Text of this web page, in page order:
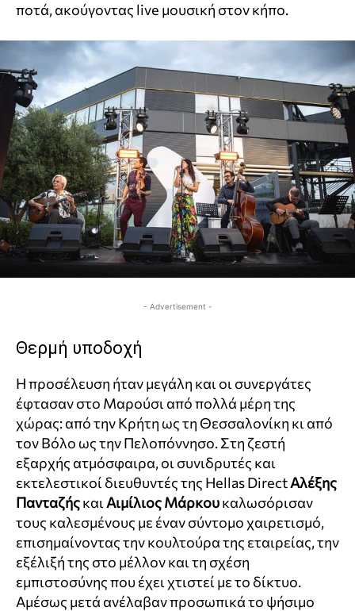
ποτά, ακούγοντας live μουσική στον κήπο.
- Advertisement -
Θερμή υποδοχή
Η προσέλευση ήταν μεγάλη και οι συνεργάτες
έφτασαν στο Μαρούσι από πολλά μέρη της
χώρας: από την Κρήτη ως τη Θεσσαλονίκη κι από
τον Βόλο ως την Πελοπόννησο. Στη ζεστή
εξαρχής ατμόσφαιρα, οι συνιδρυτές και
εκτελεστικοί διευθυντές της Hellas DirectΑλέξης
ΠανταζήςκαιΑιμίλιος Μάρκουκαλωσόρισαν
τους καλεσμένους με έναν σύντομο χαιρετισμό,
επισημαίνοντας την κουλτούρα της εταιρείας, την
εξέλιξή της στο μέλλον και τη σχέση
εμπιστοσύνης που έχει χτιστεί με το δίκτυο.
Αμέσως μετά ανέλαβαν προσωπικά το ψήσιμο